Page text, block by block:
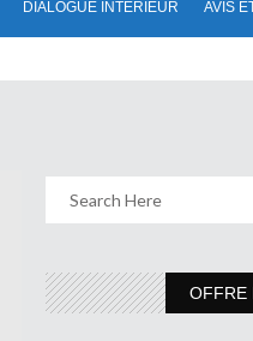
DIALOGUE INTERIEUR AVIS
OFFRE